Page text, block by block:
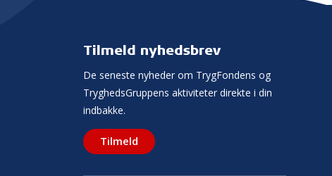
Tilmeld nyhedsbrev
De seneste nyheder om TrygFondens og
TryghedsGruppens aktiviteter direkte i din
indbakke.
Tilmeld